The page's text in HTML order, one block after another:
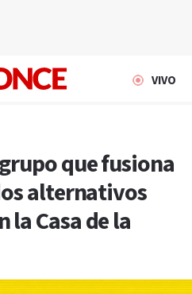
VIVO
que fusiona
alternativos
la Casa de la